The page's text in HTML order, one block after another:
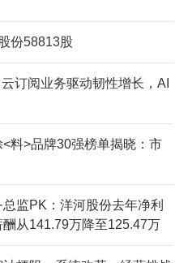
份58813股
订阅业务驱动韧性增长，AI
料>品牌30强榜单揭晓：市
监PK：洋河股份去年净利
从141.79万降至125.47万